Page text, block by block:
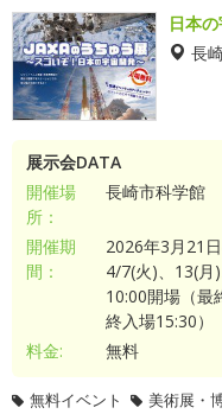
日本
長
展示会DATA
開催場
所：
長崎市科学館
開催期
間：
2026年3月21
4/7(火)、13(
10:00開場（最
終入場15:30）
料金:
無料
無料イベント 美術展・